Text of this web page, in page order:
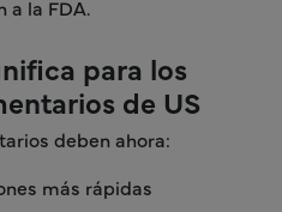
a la FDA.
para los
de US
deben ahora:
más rápidas